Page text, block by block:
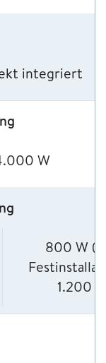
integriert
W
800 W
1.200